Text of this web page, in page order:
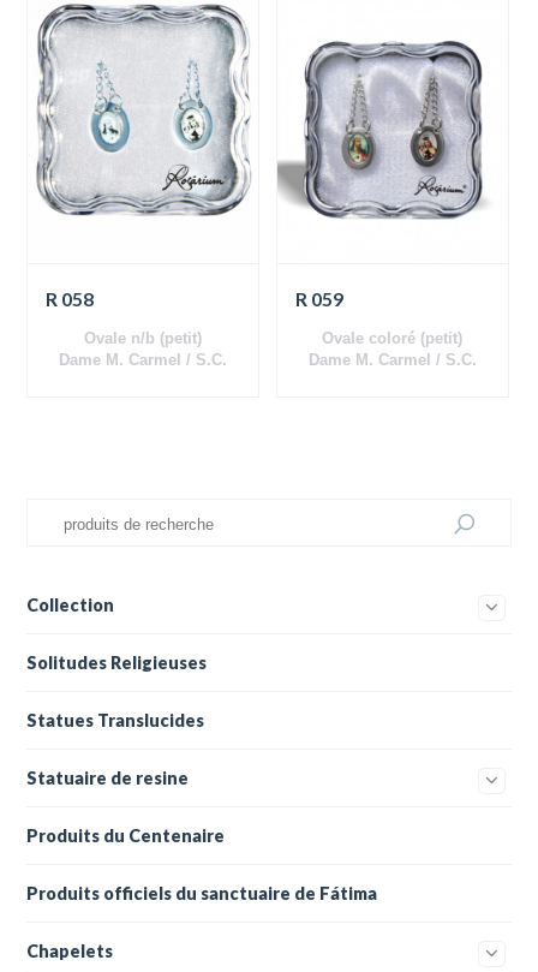
R 058
Ovale n/b (petit)
Dame M. Carmel / S.C.
R 059
Ovale coloré (petit)
Dame M. Carmel / S.C.
Collection
Solitudes Religieuses
Statues Translucides
Statuaire de resine
Produits du Centenaire
Produits officiels du sanctuaire de Fátima
Chapelets